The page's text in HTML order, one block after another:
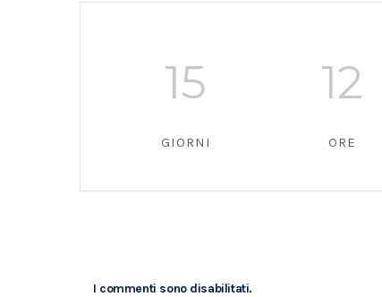
15
GIORNI
12
ORE
I commenti sono disabilitati.